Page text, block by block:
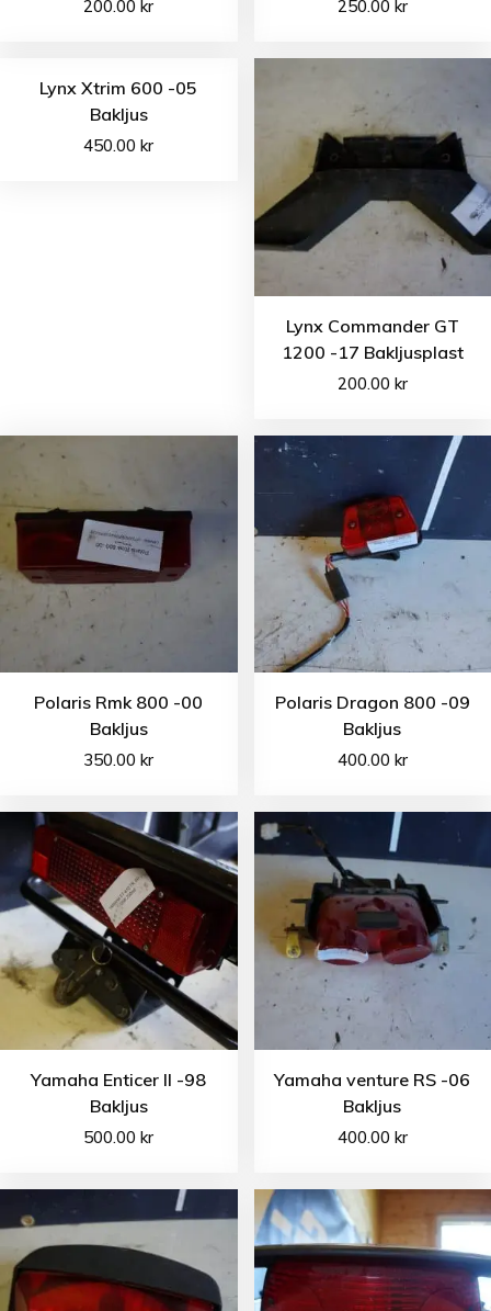
200.00 kr 250.00 kr
Lynx Xtrim 600 -05
Bakljus
450.00kr
Lynx Commander GT
1200 -17 Bakljusplast
200.00 kr
Polaris Rmk 800 -00
Bakljus
350.00kr
Polaris Dragon 800 -09
Bakljus
400.00 kr
Yamaha Enticer II -98
Bakljus
500.00kr
Yamaha venture RS -06
Bakljus
400.00 kr